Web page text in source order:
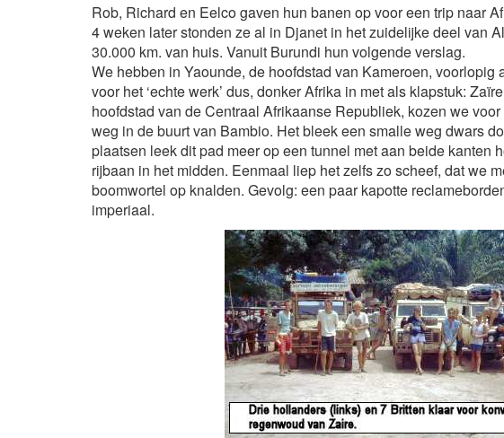
Rob, Richard en Eelco gaven hun banen op voor een trip naar
4 weken later stonden ze al in Djanet in het zuidelijke deel van
30.000 km. van huis. Vanuit Burundi hun volgende verslag.
We hebben in Yaounde, de hoofdstad van Kameroen, voorlopig
voor het ‘echte werk’ dus, donker Afrika in met als klapstuk:
hoofdstad van de Centraal Afrikaanse Republiek, kozen we
weg in de buurt van Bambio. Het bleek een smalle weg dwars
plaatsen leek dit pad meer op een tunnel met aan beide kanten
rijbaan in het midden. Eenmaal liep het zelfs zo scheef, dat we
boomwortel op knalden. Gevolg: een paar kapotte
imperiaal.